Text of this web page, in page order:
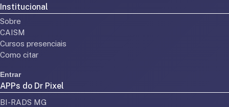
Institucional
Sobre
CAISM
Cursos presenciais
Como citar
Entrar
APPs do Dr Pixel
BI-RADS MG